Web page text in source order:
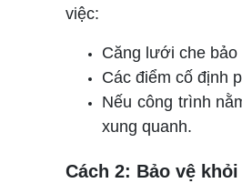
việc:
Căng lưới che
Các điểm cố định
Nếu công trình
xung quanh.
Cách 2: Bảo vệ